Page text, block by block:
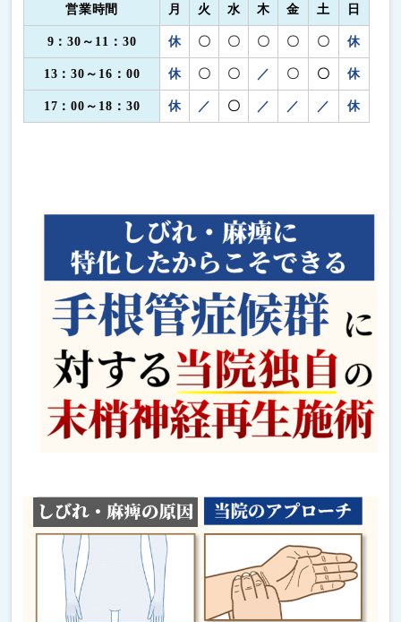
営業時間 月 火 水 木 金 土 日
9：30～11：30 休 〇 〇 〇 〇 〇 休
13：30～16：00 休 〇 〇 ／ 〇 〇 休
17：00～18：30 休 ／ 〇 ／ ／ ／ 休